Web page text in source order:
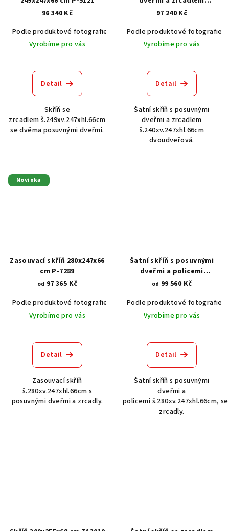
96 340 Kč
Podle produktové fotografie
Akát vintage BT1551
Dub světlý
Vyrobíme pro vás
Detail
Skříň se
zrcadlem š.249xv.247xhl.66cm
se dvěma posuvnými dveřmi.
240x247x66 cm P-4066
97 240 Kč
Podle produktové fotografie
Vyrobíme pro vás
Detail
Šatní skříň s posuvnými
dveřmi a zrcadlem
š.240xv.247xhl.66cm
dvoudveřová.
Novinka
Zasouvací skříň 280x247x66
cm P-7289
od 97 365 Kč
Podle produktové fotografie
Akát vintage BT1551
Dub světlý
Vyrobíme pro vás
Detail
Zasouvací skříň
š.280xv.247xhl.66cm s
posuvnými dveřmi a zrcadly.
Šatní skříň s posuvnými
dveřmi a policemi
280x247x66 cm P-7280
od 99 560 Kč
Podle produktové fotografie
Vyrobíme pro vás
Detail
Šatní skříň s posuvnými
dveřmi a
policemi š.280xv.247xhl.66cm, se
zrcadly.